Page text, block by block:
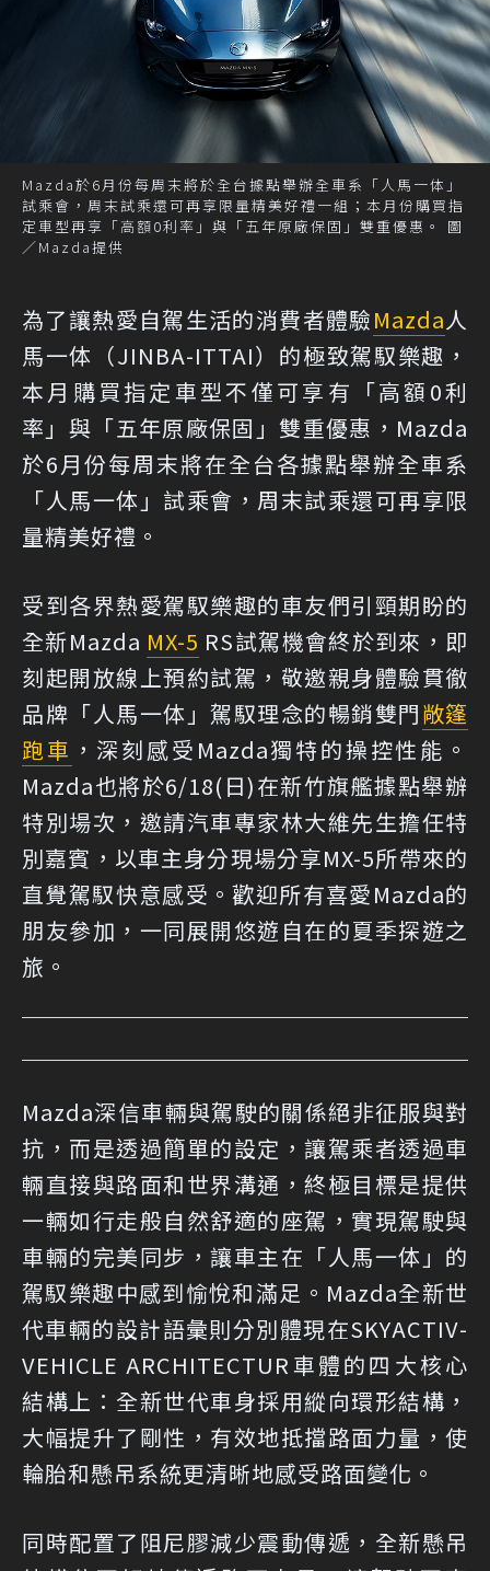
Mazda於6月份每周末將於全台據點舉辦全車系「人馬一体」
試乘會，周末試乘還可再享限量精美好禮一組；本月份購買指
定車型再享「高額0利率」與「五年原廠保固」雙重優惠。 圖
／Mazda提供
為了讓熱愛自駕生活的消費者體驗Mazda人
馬一体（JINBA-ITTAI）的極致駕馭樂趣，
本月購買指定車型不僅可享有「高額0利
率」與「五年原廠保固」雙重優惠，Mazda
於6月份每周末將在全台各據點舉辦全車系
「人馬一体」試乘會，周末試乘還可再享限
量精美好禮。
受到各界熱愛駕馭樂趣的車友們引頸期盼的
全新Mazda MX-5 RS試駕機會終於到來，即
刻起開放線上預約試駕，敬邀親身體驗貫徹
品牌「人馬一体」駕馭理念的暢銷雙門敞篷
跑車 ，深刻感受Mazda獨特的操控性能。
Mazda也將於6/18(日)在新竹旗艦據點舉辦
特別場次，邀請汽車專家林大維先生擔任特
別嘉賓，以車主身分現場分享MX-5所帶來的
直覺駕馭快意感受。歡迎所有喜愛Mazda的
朋友參加，一同展開悠遊自在的夏季探遊之
旅。
Mazda深信車輛與駕駛的關係絕非征服與對
抗，而是透過簡單的設定，讓駕乘者透過車
輛直接與路面和世界溝通，終極目標是提供
一輛如行走般自然舒適的座駕，實現駕駛與
車輛的完美同步，讓車主在「人馬一体」的
駕馭樂趣中感到愉悅和滿足。Mazda全新世
代車輛的設計語彙則分別體現在SKYACTIV-
VEHICLE ARCHITECTUR車體的四大核心
結構上：全新世代車身採用縱向環形結構，
大幅提升了剛性，有效地抵擋路面力量，使
輪胎和懸吊系統更清晰地感受路面變化。
同時配置了阻尼膠減少震動傳遞，全新懸吊